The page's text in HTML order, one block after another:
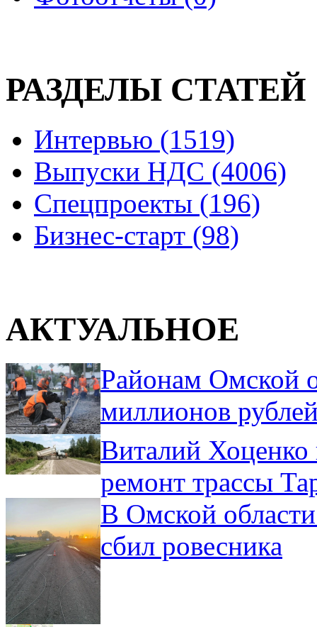
РАЗДЕЛЫ СТАТЕЙ
Интервью (1519)
Выпуски НДС (4006)
Спецпроекты (196)
Бизнес-старт (98)
АКТУАЛЬНОЕ
Районам Омской
миллионов
Виталий Хоценко
ремонт трассы
В Омской
сбил ровесника